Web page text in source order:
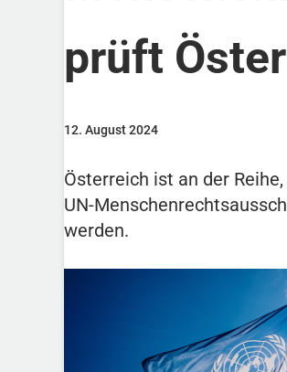
prüft
12. August 2024
Österreich ist an der
UN-
werden.